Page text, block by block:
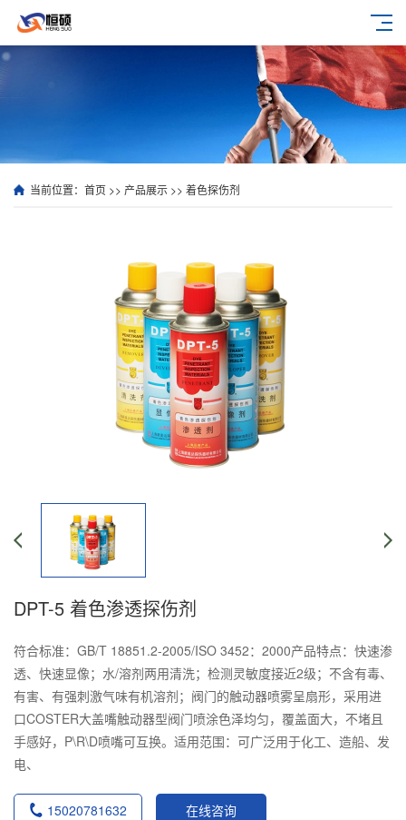
当前位置： 首页 >> 产品展示 >> 着色探伤剂
DPT-5 着色渗透探伤剂
符合标准：GB/T 18851.2-2005/ISO 3452：2000产品特点：快速渗
透、快速显像；水/溶剂两用清洗；检测灵敏度接近2级；不含有毒、
有害、有强刺激气味有机溶剂；阀门的触动器喷雾呈扇形，采用进
口COSTER大盖嘴触动器型阀门喷涂色泽均匀，覆盖面大，不堵且
手感好，P\R\D喷嘴可互换。适用范围：可广泛用于化工、造船、发
电、
15020781632 在线咨询